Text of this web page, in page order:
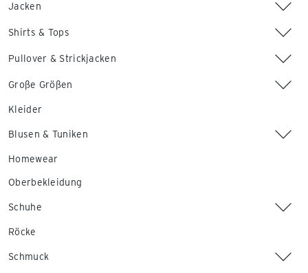
Jacken
Shirts & Tops
Pullover & Strickjacken
Große Größen
Kleider
Blusen & Tuniken
Homewear
Oberbekleidung
Schuhe
Röcke
Schmuck